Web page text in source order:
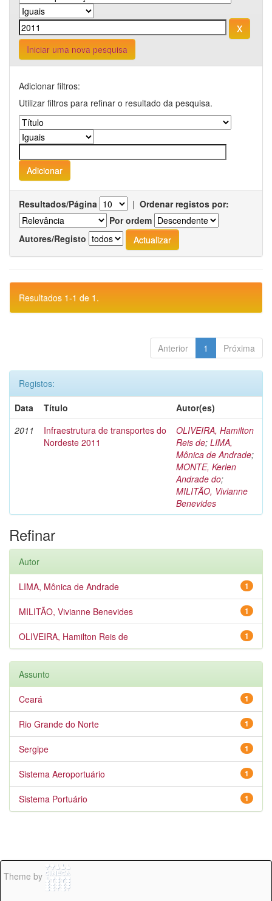
Iniciar uma nova pesquisa
Adicionar filtros:
Utilizar filtros para refinar o resultado da pesquisa.
Resultados/Página | Ordenar registos por:
Por ordem
Autores/Registo
Resultados 1-1 de 1.
Anterior 1 Próxima
Registos:
Data
Título
Autor(es)
2011
Infraestrutura de transportes do
Nordeste 2011
OLIVEIRA, Hamilton
Reis de; LIMA,
Mônica de Andrade;
MONTE, Kerlen
Andrade do;
MILITÃO, Vivianne
Benevides
Refinar
Autor
1
LIMA, Mônica de Andrade
1
MILITÃO, Vivianne Benevides
1
OLIVEIRA, Hamilton Reis de
Assunto
1
Ceará
1
Rio Grande do Norte
1
Sergipe
1
Sistema Aeroportuário
1
Sistema Portuário
Theme by